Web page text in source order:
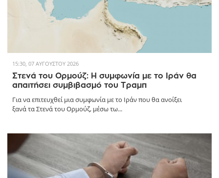
15:30, 07 ΑΥΓΟΎΣΤΟΥ 2026
Στενά του Ορμούζ: Η συμφωνία με το Ιράν θα
απαιτήσει συμβιβασμό του Τραμπ
Για να επιτευχθεί μια συμφωνία με το Ιράν που θα ανοίξει
ξανά τα Στενά του Ορμούζ, μέσω τω...